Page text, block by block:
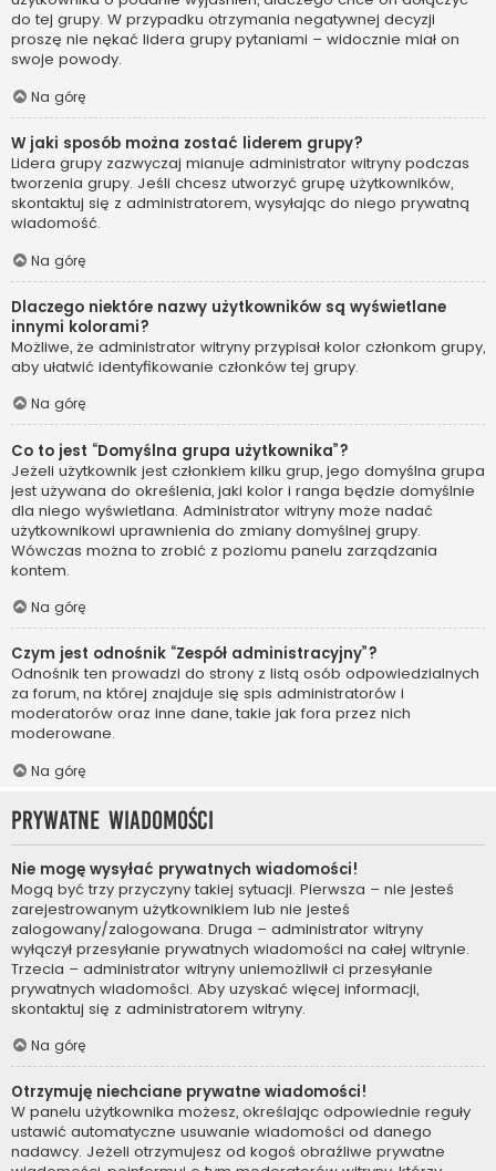
do tej grupy. W przypadku otrzymania negatywnej decyzji
proszę nie nękać lidera grupy pytaniami – widocznie miał on
swoje powody.
Na górę
W jaki sposób można zostać liderem grupy?
Lidera grupy zazwyczaj mianuje administrator witryny podczas
tworzenia grupy. Jeśli chcesz utworzyć grupę użytkowników,
skontaktuj się z administratorem, wysyłając do niego prywatną
wiadomość.
Na górę
Dlaczego niektóre nazwy użytkowników są wyświetlane
innymi kolorami?
Możliwe, że administrator witryny przypisał kolor członkom grupy,
aby ułatwić identyfikowanie członków tej grupy.
Na górę
Co to jest “Domyślna grupa użytkownika”?
Jeżeli użytkownik jest członkiem kilku grup, jego domyślna grupa
jest używana do określenia, jaki kolor i ranga będzie domyślnie
dla niego wyświetlana. Administrator witryny może nadać
użytkownikowi uprawnienia do zmiany domyślnej grupy.
Wówczas można to zrobić z poziomu panelu zarządzania
kontem.
Na górę
Czym jest odnośnik “Zespół administracyjny”?
Odnośnik ten prowadzi do strony z listą osób odpowiedzialnych
za forum, na której znajduje się spis administratorów i
moderatorów oraz inne dane, takie jak fora przez nich
moderowane.
Na górę
Prywatne wiadomości
Nie mogę wysyłać prywatnych wiadomości!
Mogą być trzy przyczyny takiej sytuacji. Pierwsza – nie jesteś
zarejestrowanym użytkownikiem lub nie jesteś
zalogowany/zalogowana. Druga – administrator witryny
wyłączył przesyłanie prywatnych wiadomości na całej witrynie.
Trzecia – administrator witryny uniemożliwił ci przesyłanie
prywatnych wiadomości. Aby uzyskać więcej informacji,
skontaktuj się z administratorem witryny.
Na górę
Otrzymuję niechciane prywatne wiadomości!
W panelu użytkownika możesz, określając odpowiednie reguły
ustawić automatyczne usuwanie wiadomości od danego
nadawcy. Jeżeli otrzymujesz od kogoś obraźliwe prywatne